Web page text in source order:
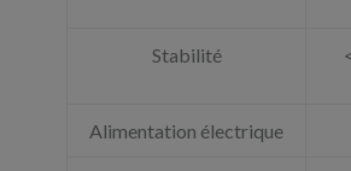
Stabilité
Alimentation électrique